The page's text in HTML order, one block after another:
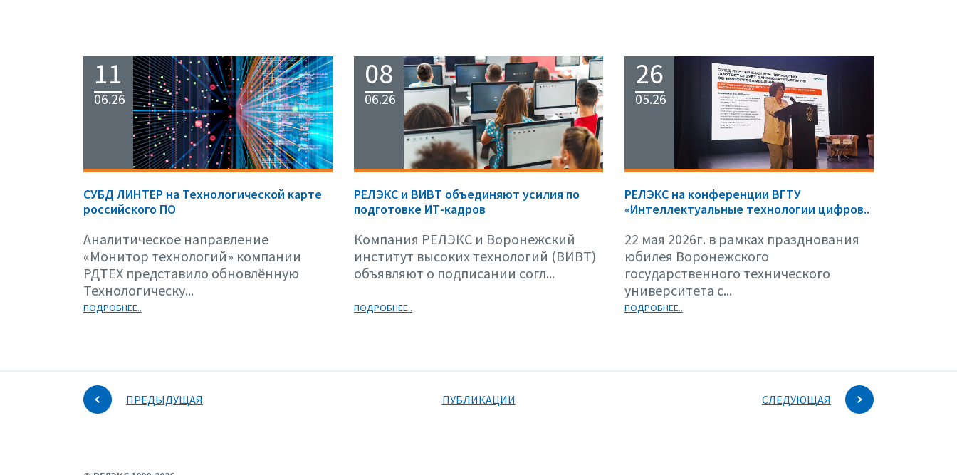
11
06.26
СУБД ЛИНТЕР на Технологической карте
российского ПО
Аналитическое направление
«Монитор технологий» компании
РДТЕХ представило обновлённую
Технологическу...
ПОДРОБНЕЕ..
08
06.26
РЕЛЭКС и ВИВТ объединяют усилия по
подготовке ИТ-кадров
Компания РЕЛЭКС и Воронежский
институт высоких технологий (ВИВТ)
объявляют о подписании согл...
ПОДРОБНЕЕ..
26
05.26
РЕЛЭКС на конференции ВГТУ
«Интеллектуальные технологии цифров..
22 мая 2026г. в рамках празднования
юбилея Воронежского
государственного технического
университета с...
ПОДРОБНЕЕ..
ПРЕДЫДУЩАЯ ПУБЛИКАЦИИ СЛЕДУЮЩАЯ